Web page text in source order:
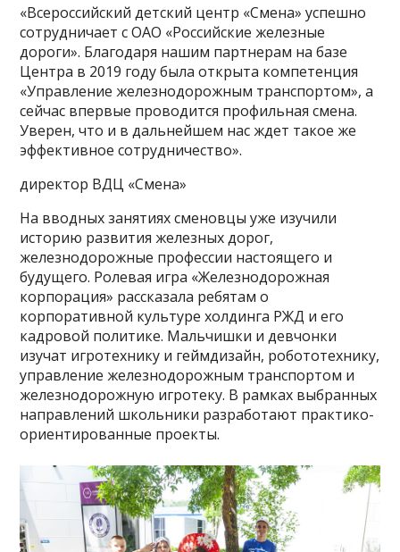
«Всероссийский детский центр «Смена» успешно
сотрудничает с ОАО «Российские железные
дороги». Благодаря нашим партнерам на базе
Центра в 2019 году была открыта компетенция
«Управление железнодорожным транспортом», а
сейчас впервые проводится профильная смена.
Уверен, что и в дальнейшем нас ждет такое же
эффективное сотрудничество».
директор ВДЦ «Смена»
На вводных занятиях сменовцы уже изучили
историю развития железных дорог,
железнодорожные профессии настоящего и
будущего. Ролевая игра «Железнодорожная
корпорация» рассказала ребятам о
корпоративной культуре холдинга РЖД и его
кадровой политике. Мальчишки и девчонки
изучат игротехнику и геймдизайн, робототехнику,
управление железнодорожным транспортом и
железнодорожную игротеку. В рамках выбранных
направлений школьники разработают практико-
ориентированные проекты.